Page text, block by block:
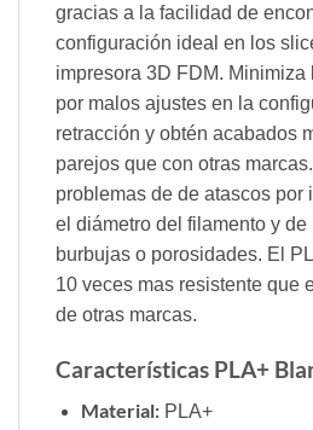
gracias a la facilidad de
configuración ideal en los
impresora 3D FDM.
por malos ajustes en la
retracción y obtén acabados
parejos que con otras
problemas de de atascos por
el diámetro del filamento y
burbujas o porosidades. El
10 veces mas resistente que
de otras marcas.
Características PLA+
Material:PLA+